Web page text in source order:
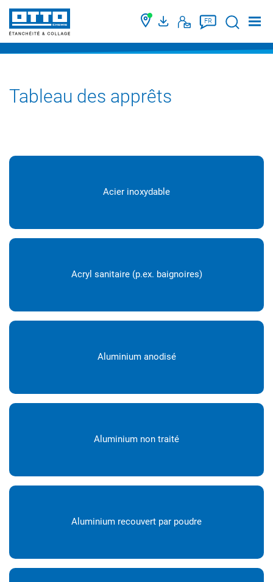
FR Suche
Tableau des apprêts
Acier inoxydable
Acryl sanitaire (p.ex. baignoires)
Aluminium anodisé
Aluminium non traité
Aluminium recouvert par poudre